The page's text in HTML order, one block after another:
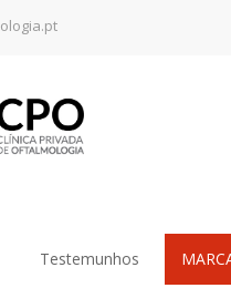
Testemunhos